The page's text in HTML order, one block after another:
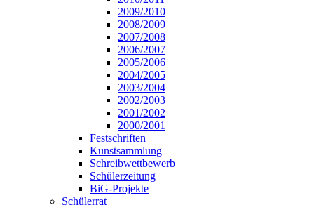
2009/2010
2008/2009
2007/2008
2006/2007
2005/2006
2004/2005
2003/2004
2002/2003
2001/2002
2000/2001
Festschriften
Kunstsammlung
Schreibwettbewerb
Schülerzeitung
BiG-Projekte
Schülerrat